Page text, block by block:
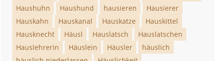
Haushuhn
Haushund hausieren
Hausierer
Hauskahn
Hauskanal Hauskatze
Hauskittel
Hausknecht
Häusl Hauslatsch
Hauslatschen
Hauslehrerin
Häuslein Häusler
häuslich